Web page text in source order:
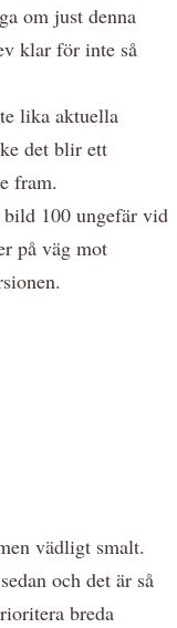
om just denna
klar för inte så
lika aktuella
det blir ett
fram.
100 ungefär vid
på väg mot
vädligt smalt.
och det är så
breda